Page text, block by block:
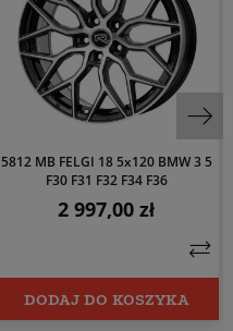
5812 MB FELGI 18 5x120 BMW 3 5
F30 F31 F32 F34 F36
Cena
2 997,00 zł
DODAJ DO KOSZYKA